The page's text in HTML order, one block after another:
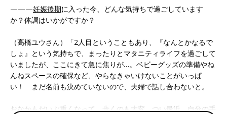
———妊娠後期に入った今、どんな気持ちで過ごしています
か？体調はいかがですか？
（高橋ユウさん）「2人目ということもあり、『なんとかなるで
しょ』という気持ちで、まったりとマタニティライフを過ごして
いましたが、ここにきて急に焦りが…。ベビーグッズの準備やね
んねスペースの確保など、やらなきゃいけないことがいっぱ
い！ まだ名前も決めていないので、夫婦で話し合わないと。
おなかもだいぶ重くなって、歩くのも大変。つい最近、自分の手